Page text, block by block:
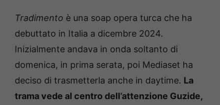
Tradimento è una soap opera turca che ha
debuttato in Italia a dicembre 2024.
Inizialmente andava in onda soltanto di
domenica, in prima serata, poi Mediaset ha
deciso di trasmetterla anche in daytime. La
trama vede al centro dell’attenzione Guzide,